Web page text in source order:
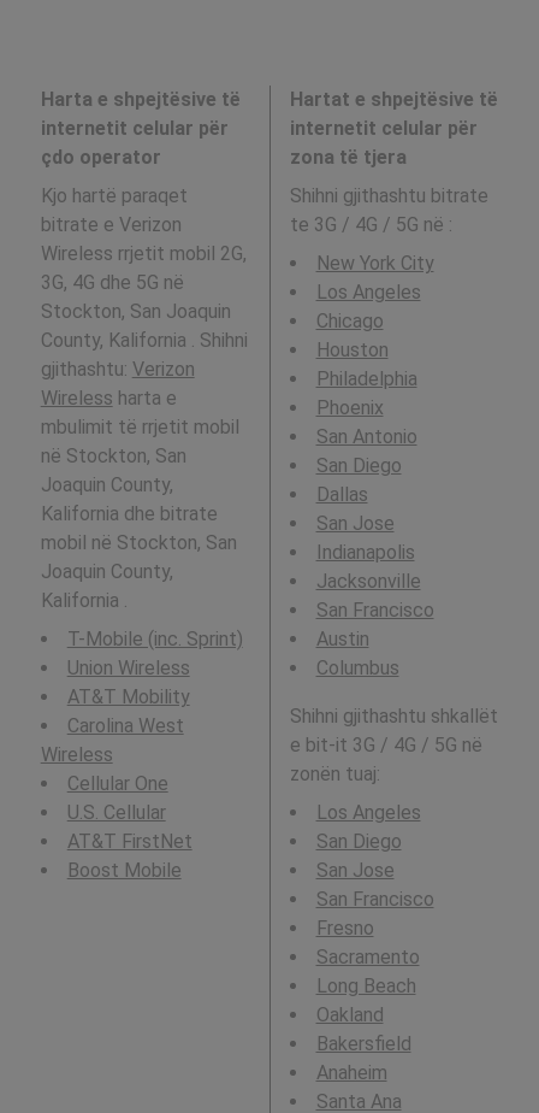
Harta e shpejtësive të
internetit celular për
çdo operator
Kjo hartë paraqet
bitrate e Verizon
Wireless rrjetit mobil 2G,
3G, 4G dhe 5G në
Stockton, San Joaquin
County, Kalifornia . Shihni
gjithashtu: Verizon
Wireless harta e
mbulimit të rrjetit mobil
në Stockton, San
Joaquin County,
Kalifornia dhe bitrate
mobil në Stockton, San
Joaquin County,
Kalifornia .
T-Mobile (inc. Sprint)
Union Wireless
AT&T Mobility
Carolina West
Wireless
Cellular One
U.S. Cellular
AT&T FirstNet
Boost Mobile
Hartat e shpejtësive të
internetit celular për
zona të tjera
Shihni gjithashtu bitrate
te 3G / 4G / 5G në :
New York City
Los Angeles
Chicago
Houston
Philadelphia
Phoenix
San Antonio
San Diego
Dallas
San Jose
Indianapolis
Jacksonville
San Francisco
Austin
Columbus
Shihni gjithashtu shkallët
e bit-it 3G / 4G / 5G në
zonën tuaj:
Los Angeles
San Diego
San Jose
San Francisco
Fresno
Sacramento
Long Beach
Oakland
Bakersfield
Anaheim
Santa Ana